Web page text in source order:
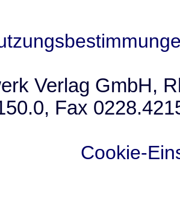
Verlag GmbH,
Fax
Cookie-